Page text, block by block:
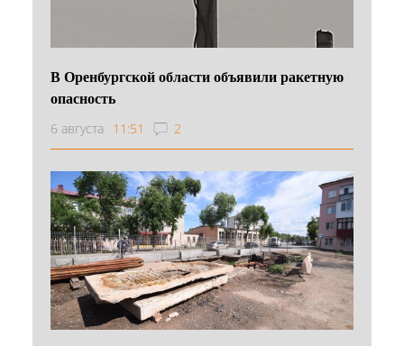
В Оренбургской области объявили ракетную
опасность
6 августа 11:51 2